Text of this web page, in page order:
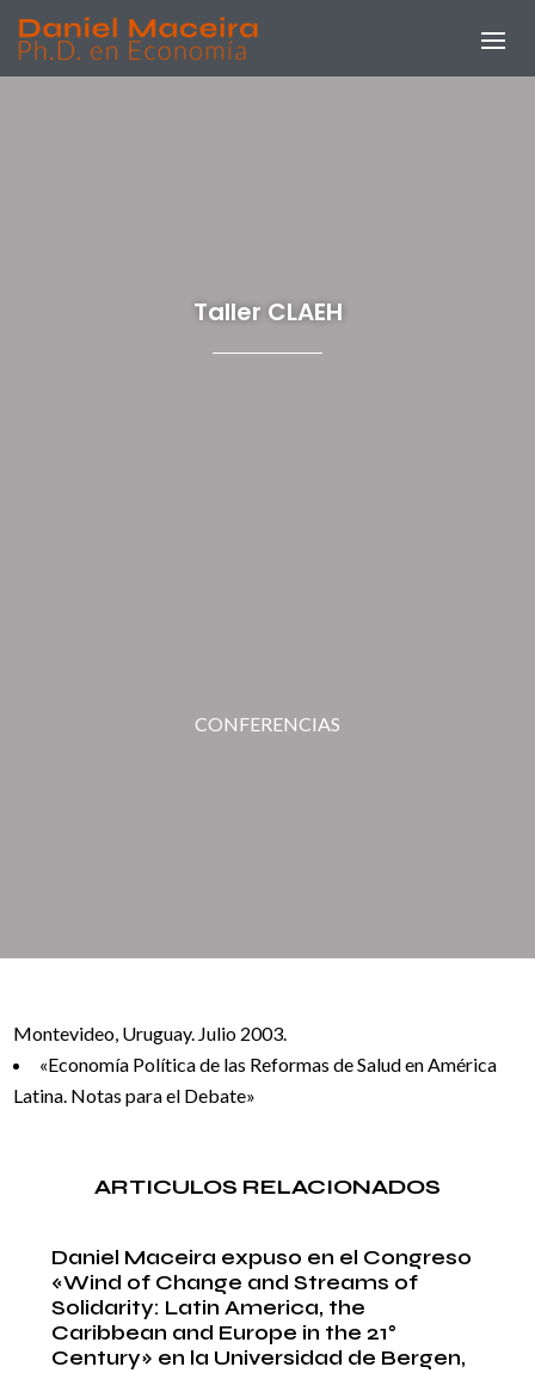
Taller CLAEH
CONFERENCIAS
Montevideo, Uruguay. Julio 2003.
«Economía Política de las Reformas de Salud en América
Latina. Notas para el Debate»
ARTICULOS RELACIONADOS
Daniel Maceira expuso en el Congreso
«Wind of Change and Streams of
Solidarity: Latin America, the
Caribbean and Europe in the 21°
Century» en la Universidad de Bergen,